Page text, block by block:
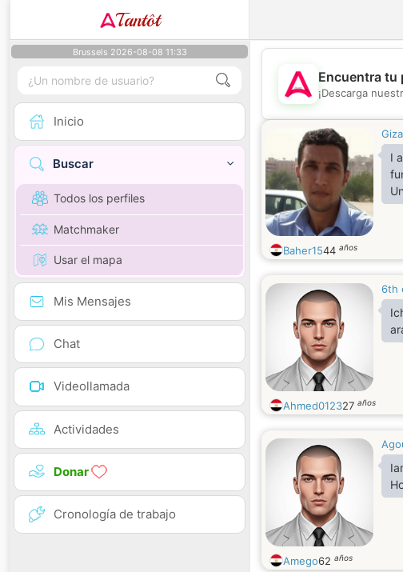
Tantôt
Brussels 2026-08-08 11:33
Inicio
Buscar
Todos los perfiles
Matchmaker
Usar el mapa
Mis Mensajes
Chat
Videollamada
Actividades
Donar
Cronología de trabajo
💖
Encuentra tu
¡Descarga
Giza
I
fun and
Baher1544 años
6th
Ahmed012327 años
Amego62 años